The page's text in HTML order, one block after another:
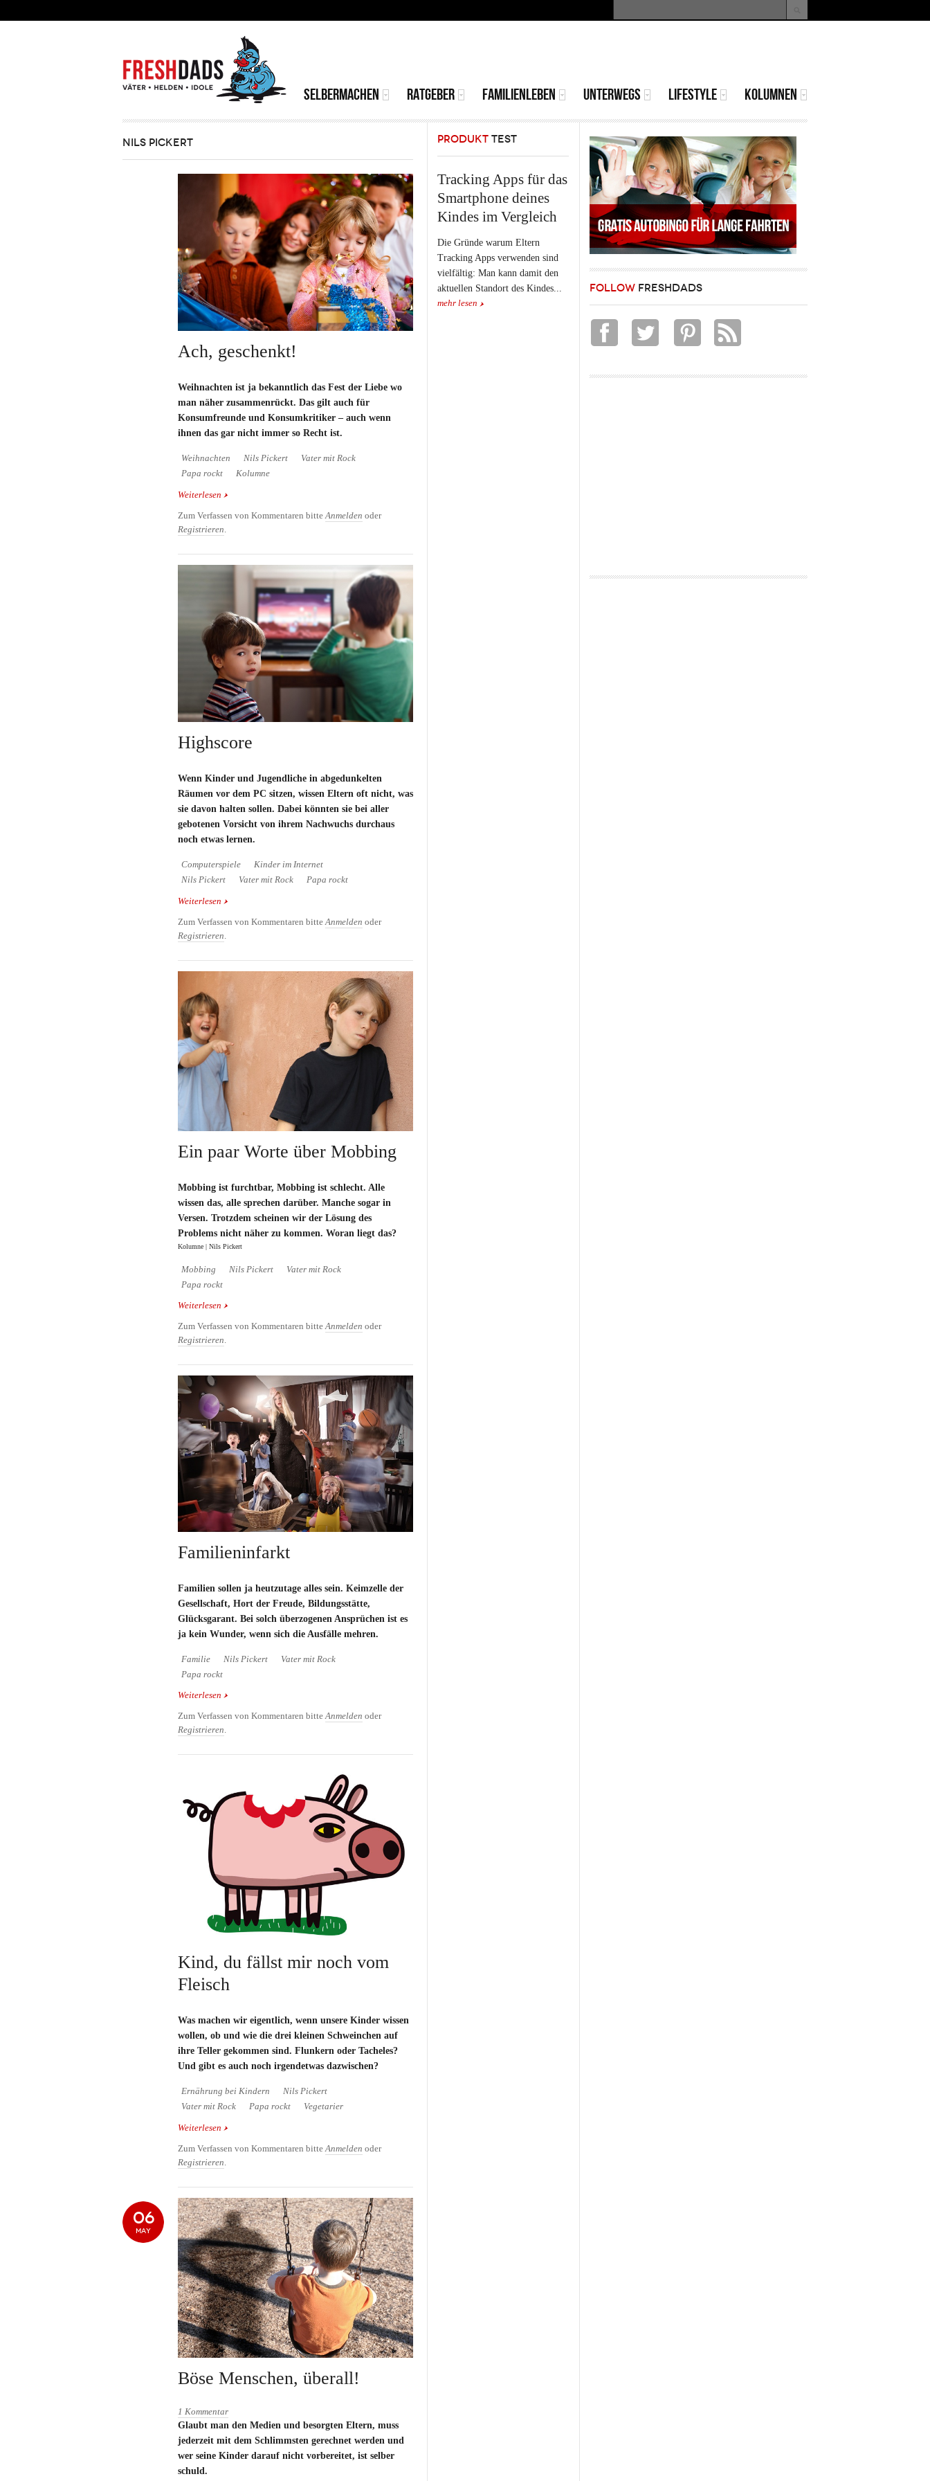
Suchformular
MAINMENU
SELBERMACHEN RATGEBER FAMILIENLEBEN UNTERWEGS LIFESTYLE KOLUMNEN
NILS PICKERT
Ach, geschenkt!
Weihnachten ist ja bekanntlich das Fest der Liebe wo
man näher zusammenrückt. Das gilt auch für
Konsumfreunde und Konsumkritiker – auch wenn
ihnen das gar nicht immer so Recht ist.
Weihnachten Nils Pickert
Vater mit Rock
Papa rockt
Kolumne
Weiterlesen über Ach, geschenkt!
Zum Verfassen von Kommentaren bitteAnmelden oder
Registrieren.
Highscore
Wenn Kinder und Jugendliche in abgedunkelten
Räumen vor dem PC sitzen, wissen Eltern oft nicht, was
sie davon halten sollen. Dabei könnten sie bei aller
gebotenen Vorsicht von ihrem Nachwuchs durchaus
noch etwas lernen.
Computerspiele
Kinder im Internet
Nils Pickert
Vater mit Rock Papa rockt
Weiterlesen über Highscore
Zum Verfassen von Kommentaren bitteAnmelden oder
Registrieren.
Ein paar Worte über Mobbing
Mobbing ist furchtbar, Mobbing ist schlecht. Alle
wissen das, alle sprechen darüber. Manche sogar in
Versen. Trotzdem scheinen wir der Lösung des
Problems nicht näher zu kommen. Woran liegt das?
Kolumne | Nils Pickert
Mobbing Nils Pickert
Vater mit Rock
Papa rockt
Weiterlesen über Ein paar Worte über Mobbing
Zum Verfassen von Kommentaren bitteAnmelden oder
Registrieren.
Familieninfarkt
Familien sollen ja heutzutage alles sein. Keimzelle der
Gesellschaft, Hort der Freude, Bildungsstätte,
Glücksgarant. Bei solch überzogenen Ansprüchen ist es
ja kein Wunder, wenn sich die Ausfälle mehren.
Familie Nils Pickert
Vater mit Rock
Papa rockt
Weiterlesen über Familieninfarkt
Zum Verfassen von Kommentaren bitteAnmelden oder
Registrieren.
Kind, du fällst mir noch vom
Fleisch
Was machen wir eigentlich, wenn unsere Kinder wissen
wollen, ob und wie die drei kleinen Schweinchen auf
ihre Teller gekommen sind. Flunkern oder Tacheles?
Und gibt es auch noch irgendetwas dazwischen?
Ernährung bei Kindern
Nils Pickert
Vater mit Rock
Papa rockt Vegetarier
Weiterlesen über Kind, du fällst mir noch vom Fleisch
Zum Verfassen von Kommentaren bitteAnmelden oder
Registrieren.
Böse Menschen, überall!
1 Kommentar
06
MAY
Glaubt man den Medien und besorgten Eltern, muss
jederzeit mit dem Schlimmsten gerechnet werden und
wer seine Kinder darauf nicht vorbereitet, ist selber
schuld.
PRODUKT TEST
Tracking Apps für das
Smartphone deines
Kindes im Vergleich
Die Gründe warum Eltern
Tracking Apps verwenden sind
vielfältig: Man kann damit den
aktuellen Standort des Kindes...
mehr lesen
FOLLOW FRESHDADS